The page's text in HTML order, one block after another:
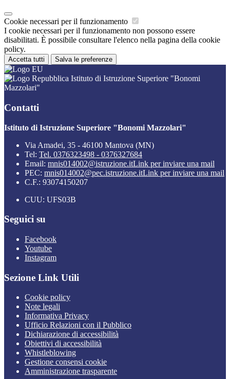
Cookie necessari per il funzionamento
I cookie necessari per il funzionamento non possono essere
disabilitati. È possibile consultare l'elenco nella pagina della cookie
policy.
Accetta tutti Salva le preferenze
Istituto di Istruzione Superiore "Bonomi
Mazzolari"
Contatti
Istituto di Istruzione Superiore "Bonomi Mazzolari"
Via Amadei, 35 - 46100 Mantova (MN)
Tel: Tel. 0376323498 - 0376327684
Email: mnis014002@istruzione.itLink per inviare una mail
PEC: mnis014002@pec.istruzione.itLink per inviare una mail
C.F.: 93074150207
CUU: UFS03B
Seguici su
Facebook
Youtube
Instagram
Sezione Link Utili
Cookie policy
Note legali
Informativa Privacy
Ufficio Relazioni con il Pubblico
Dichiarazione di accessibilità
Obiettivi di accessibilità
Whistleblowing
Gestione consensi cookie
Amministrazione trasparente